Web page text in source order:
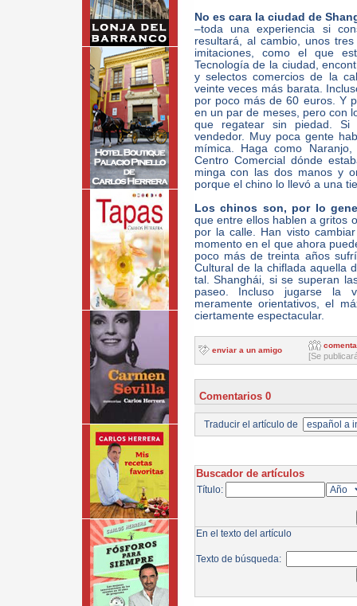
No es cara la ciudad de
–toda una experiencia si
resultará, al cambio, unos
imitaciones, como el que
Tecnología de la ciudad,
y selectos comercios de la
veinte veces más barata.
por poco más de 60 euros. Y
en un par de meses, pero con
que regatear sin piedad.
vendedor. Muy poca gente
mímica. Haga como
Centro Comercial dónde
minga con las dos manos y
porque el chino lo llevó a una
Los chinos son, por lo
que entre ellos hablen a gritos
por la calle. Han visto
momento en el que ahora
poco más de treinta años
Cultural de la chiflada aquella
tal. Shanghái, si se superan
paseo. Incluso jugarse la
meramente orientativos, el
ciertamente espectacular.
enviar a un amigo
[Se
Comentarios 0
Traducir el artículo de
Buscador de artículos
Título:
En el texto del artículo
Texto de búsqueda: